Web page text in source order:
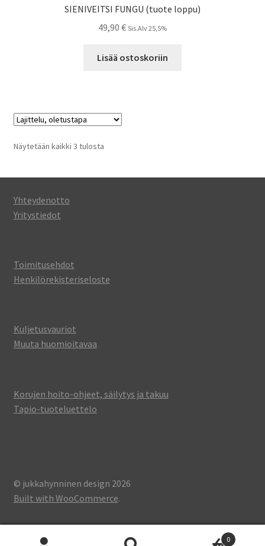
SIENIVEITSI FUNGU (tuote loppu)
49,90 € Sis.Alv 25,5%
Lisää ostoskoriin
Näytetään kaikki 3 tulosta
Yhteydenotto
Yritystiedot
Toimitusehdot
Henkilörekisteriseloste
Kuljetusvauriot
Muuta huomioitavaa
Korujen hoito-ohjeet, säilytys ja takuu
Tapio-tuoteluettelo
© jukkahynninen design 2026
Built with WooCommerce.
0